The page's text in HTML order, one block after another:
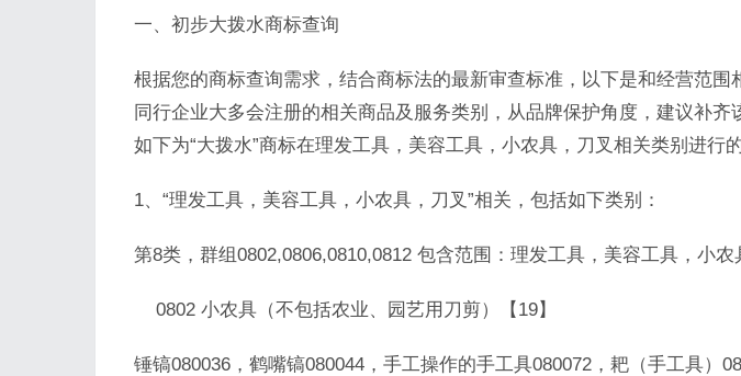
一、初步大拨水商标查询
根据您的商标查询需求，结合商标法的最新审查标准，以下是和经营范围
同行企业大多会注册的相关商品及服务类别，从品牌保护角度，建议补齐
如下为“大拨水”商标在理发工具，美容工具，小农具，刀叉相关类别进行
1、“理发工具，美容工具，小农具，刀叉”相关，包括如下类别：
第8类，群组0802,0806,0810,0812 包含范围：理发工具，美容工具，小农
0802 小农具（不包括农业、园艺用刀剪）【19】
锤镐080036，鹤嘴镐080044，手工操作的手工具080072，耙（手工具）